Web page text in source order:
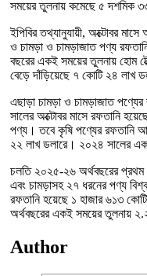
সময়ের তুলনায় কমেছে ৫ দশমিক
ইপিবির তথ্যানুযায়ী, অক্টোবর
ও চামড়া ও চামড়াজাত পণ্য
বছরের একই সময়ের তুলনায় হোম
বেড়ে দাঁড়িয়েছে ৭ কোটি ২৪ লাখ
এছাড়া চামড়া ও চামড়াজাত
সালের অক্টোবর মাসে রফতানি
পণ্য। তবে কৃষি পণ্যের রফতানি
২২ লাখ ডলারে। ২০২৪ সালের
চলতি ২০২৫-২৬ অর্থবছরের প্রথম
এবং চামড়াসহ ২৭ ধরনের পণ্য
রফতানি হয়েছে ১ হাজার ৬১৩
অর্থবছরের একই সময়ের তুলনায়
Author